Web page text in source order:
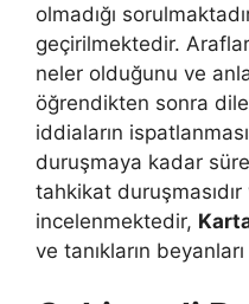
olmadığı
geçirilmektedir.
neler olduğunu ve
öğrendikten sonra
iddiaların
duruşmaya kadar
tahkikat
incelenmektedir,
ve tanıkların